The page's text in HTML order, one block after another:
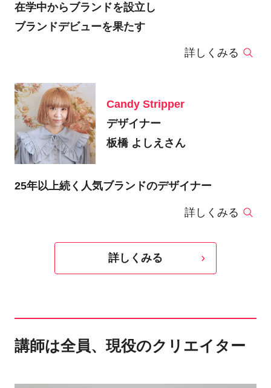
在学中からブランドを設立し
ブランドデビューを果たす
詳しくみる
Candy Stripper
デザイナー
板橋 よしえさん
25年以上続く人気ブランドのデザイナー
詳しくみる
詳しくみる
講師は全員、現役のクリエイター